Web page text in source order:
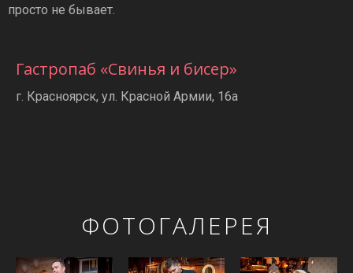
просто не бывает.
Гастропаб «Свинья и бисер»
г. Красноярск, ул. Красной Армии, 16а
ФОТОГАЛЕРЕЯ